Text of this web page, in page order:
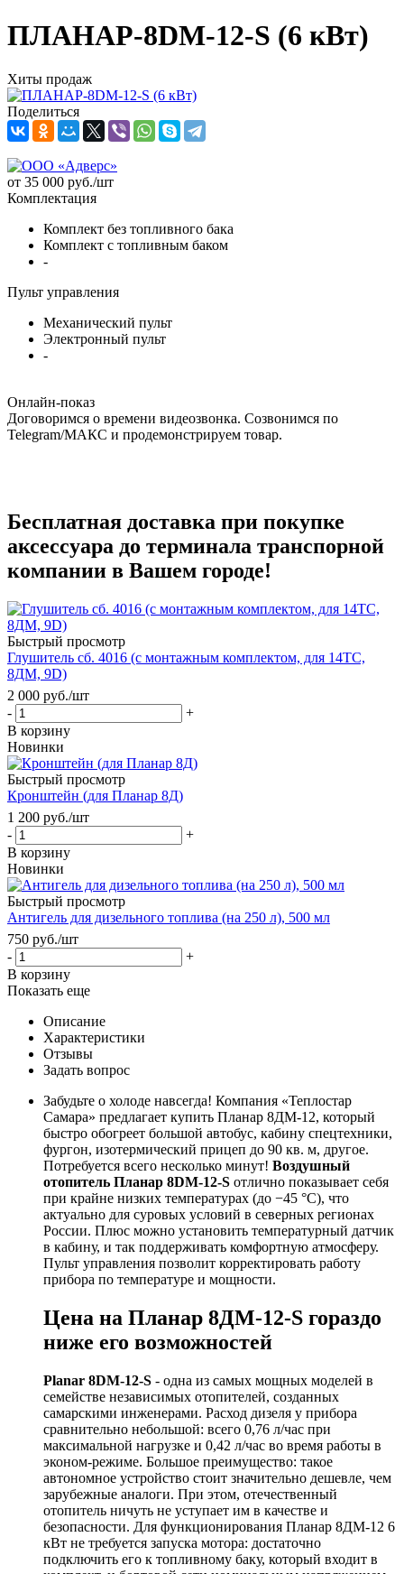
ПЛАНАР-8DM-12-S (6 кВт)
Хиты продаж
Поделиться
от 35 000 руб./шт
Комплектация
Комплект без топливного бака
Комплект с топливным баком
-
Пульт управления
Механический пульт
Электронный пульт
-
Онлайн-показ
Договоримся о времени видеозвонка. Созвонимся по
Telegram/МАКС и продемонстрируем товар.
Бесплатная доставка при покупке
аксессуара до терминала транспорной
компании в Вашем городе!
Быстрый просмотр
Глушитель сб. 4016 (с монтажным комплектом, для 14ТС,
8ДМ, 9D)
2 000 руб./шт
-
+
В корзину
Новинки
Быстрый просмотр
Кронштейн (для Планар 8Д)
1 200 руб./шт
-
+
В корзину
Новинки
Быстрый просмотр
Антигель для дизельного топлива (на 250 л), 500 мл
750 руб./шт
-
+
В корзину
Показать еще
Описание
Характеристики
Отзывы
Задать вопрос
Забудьте о холоде навсегда! Компания «Теплостар
Самара» предлагает купить Планар 8ДМ-12, который
быстро обогреет большой автобус, кабину спецтехники,
фургон, изотермический прицеп до 90 кв. м, другое.
Потребуется всего несколько минут! Воздушный
отопитель Планар 8DM-12-S отлично показывает себя
при крайне низких температурах (до −45 °C), что
актуально для суровых условий в северных регионах
России. Плюс можно установить температурный датчик
в кабину, и так поддерживать комфортную атмосферу.
Пульт управления позволит корректировать работу
прибора по температуре и мощности.
Цена на Планар 8ДМ-12-S гораздо
ниже его возможностей
Planar 8DM-12-S - одна из самых мощных моделей в
семействе независимых отопителей, созданных
самарскими инженерами. Расход дизеля у прибора
сравнительно небольшой: всего 0,76 л/час при
максимальной нагрузке и 0,42 л/час во время работы в
эконом-режиме. Большое преимущество: такое
автономное устройство стоит значительно дешевле, чем
зарубежные аналоги. При этом, отечественный
отопитель ничуть не уступает им в качестве и
безопасности. Для функционирования Планар 8ДМ-12 6
кВт не требуется запуска мотора: достаточно
подключить его к топливному баку, который входит в